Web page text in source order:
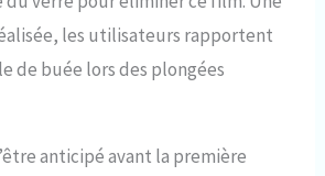
les utilisateurs rapportent
de buée lors des plongées
anticipé avant la première